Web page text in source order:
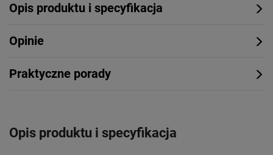
Opis produktu i specyfikacja
Opinie
Praktyczne porady
Opis produktu i specyfikacja